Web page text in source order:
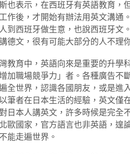
也表示，在西班牙有英語教育，
作後，才開始有辦法用英文溝通
到西班牙做生意，也說西班牙文
德文，很有可能大部分的人不理
教育中，英語向來是重要的升學
加職場競爭力」者。各種廣告不
全世界，認識各國朋友，或是進
筆者在日本生活的經驗，英文僅
日本人講英文，許多時候是完全
歐國家，官方語言也非英語，遑
能走遍世界。